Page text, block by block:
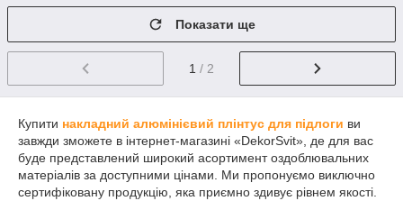
Показати ще
1 / 2
Купити накладний алюмінієвий плінтус для підлоги ви
завжди зможете в інтернет-магазині «DekorSvit», де для вас
буде представлений широкий асортимент оздоблювальних
матеріалів за доступними цінами. Ми пропонуємо виключно
сертифіковану продукцію, яка приємно здивує рівнем якості.